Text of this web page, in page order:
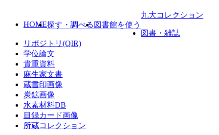
HOME探す・調べる 図書館を使う
九大コレクション
図書・雑誌
リポジトリ(QIR)
学位論文
貴重資料
麻生家文書
蔵書印画像
炭鉱画像
水素材料DB
目録カード画像
所蔵コレクション